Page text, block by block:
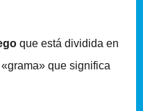
que está dividida en
que significa